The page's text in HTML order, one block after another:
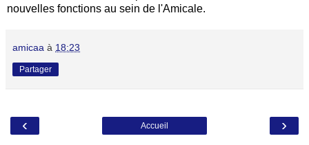
nouvelles fonctions au sein de l'Amicale.
amicaa à 18:23
Partager
‹ ›
Accueil